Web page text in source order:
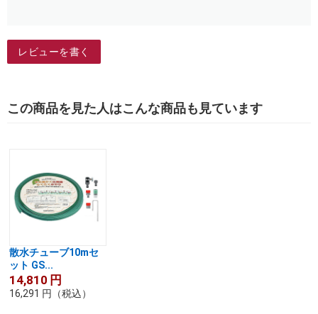
レビューを書く
この商品を見た人はこんな商品も見ています
散水チューブ10mセ
ット GS...
14,810 円
16,291 円 （税込）